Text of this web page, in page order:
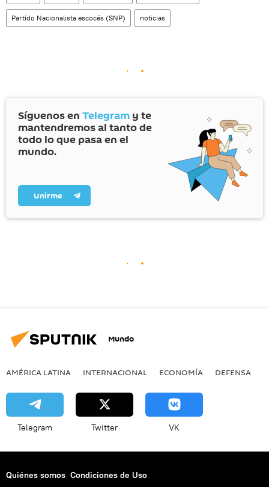
Partido Nacionalista escocés (SNP) noticias
Síguenos en Telegram y te
mantendremos al tanto de
todo lo que pasa en el
mundo.
Unirme
Mundo
AMÉRICA LATINA INTERNACIONAL ECONOMÍA DEFENSA
Telegram Twitter VK
Quiénes somos Condiciones de Uso